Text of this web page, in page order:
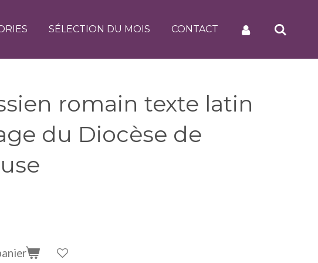
SÉLECTION DU MOIS CONTACT
romain texte latin
du Diocèse de